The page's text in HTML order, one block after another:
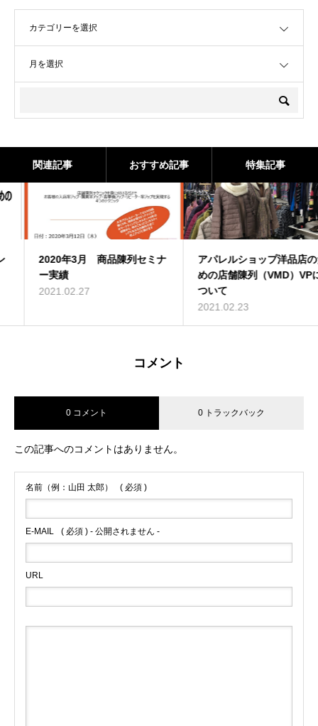
関連記事 おすすめ記事 特集記事
2020年3月 商品陳列セミナ
ー実績
2021.02.27
アパレルショップ洋品店のた
めの店舗陳列（VMD）VPに
ついて
2021.02.23
コメント
0 コメント 0 トラックバック
この記事へのコメントはありません。
名前（例：山田 太郎） ( 必須 )
E-MAIL ( 必須 ) - 公開されません -
URL